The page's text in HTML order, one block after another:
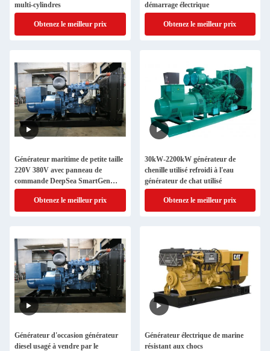
multi-cylindres
Obtenez le meilleur prix
démarrage électrique
Obtenez le meilleur prix
Générateur maritime de petite taille
220V 380V avec panneau de
commande DeepSea SmartGen
ComAp
Obtenez le meilleur prix
30kW-2200kW générateur de
chenille utilisé refroidi à l'eau
générateur de chat utilisé
Obtenez le meilleur prix
Générateur d'occasion générateur
diesel usagé à vendre par le
Générateur électrique de marine
résistant aux chocs